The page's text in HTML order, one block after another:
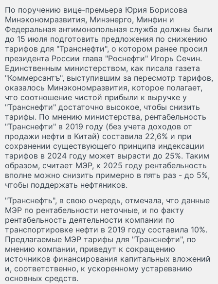
По поручению вице-премьера Юрия Борисова
Минэкономразвития, Минэнерго, Минфин и
Федеральная антимонопольная служба должны были
до 15 июля подготовить предложения по снижению
тарифов для "Транснефти", о котором ранее просил
президента России глава "Роснефти" Игорь Сечин.
Единственным министерством, как писала газета
"Коммерсантъ", выступившим за пересмотр тарифов,
оказалось Минэкономразвития, которое полагает,
что соотношение чистой прибыли к выручке у
"Транснефти" достаточно высокое, чтобы снизить
тарифы. По мнению министерства, рентабельность
"Транснефти" в 2019 году (без учета доходов от
продажи нефти в Китай) составила 22,6% и при
сохранении существующего принципа индексации
тарифов в 2024 году может вырасти до 25%. Таким
образом, считает МЭР, к 2025 году рентабельность
вполне можно снизить примерно в пять раз - до 5%,
чтобы поддержать нефтяников.
"Транснефть", в свою очередь, отмечала, что данные
МЭР по рентабельности неточные, и по факту
рентабельность деятельности компании по
транспортировке нефти в 2019 году составила 10%.
Предлагаемые МЭР тарифы для "Транснефти", по
мнению компании, приведут к сокращению
источников финансирования капитальных вложений
и, соответственно, к ускоренному устареванию
основных средств.